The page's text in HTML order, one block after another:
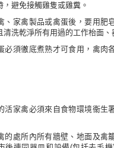
，避免接觸雞隻或雞糞。
、家禽製品或禽蛋後，要用肥
清洗乾淨所有用過的工作枱面、
必須徹底煮熟才可食用，禽肉
活家禽必須來自食物環境衞生
的處所內所有牆壁、地面及禽